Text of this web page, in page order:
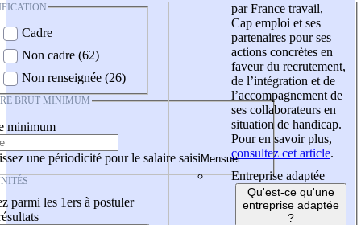
Cadre
Non cadre (62)
Non renseignée (26)
BRUT MINIMUM
minimum
une périodicité pour le salaire saisi
parmi les 1ers à postuler
par France travail,
Cap emploi et ses
partenaires pour ses
actions concrètes en
faveur du recrutement,
de l’intégration et de
l’accompagnement de
ses collaborateurs en
situation de handicap.
Pour en savoir plus,
consultez cet article.
Entreprise adaptée
Qu'est-ce qu'une
entreprise adaptée
?